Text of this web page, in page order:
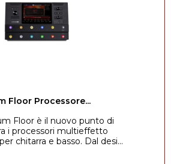
Floor Processore...
Floor è il nuovo punto di
i processori multieffetto
chitarra e basso. Dal desi...